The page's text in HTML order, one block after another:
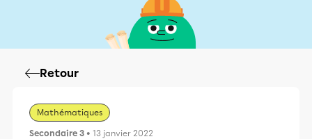
Retour
Mathématiques
Secondaire 3 • 13 janvier 2022